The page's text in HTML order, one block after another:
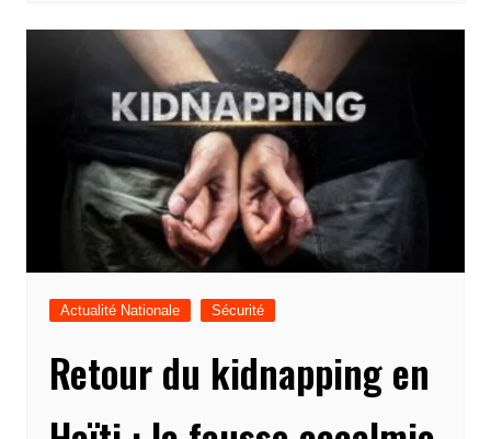
Actualité Nationale Sécurité
Retour du kidnapping en